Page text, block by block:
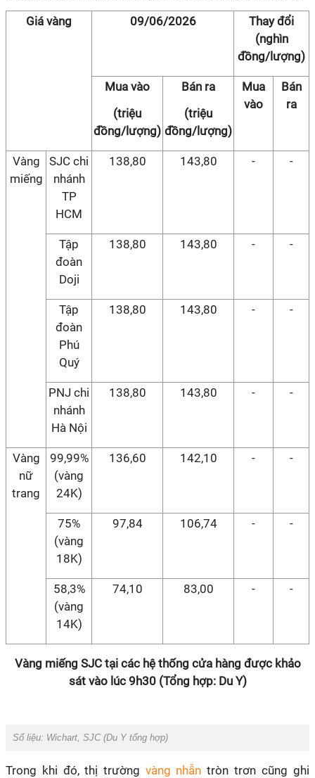
Giá vàng 09/06/2026
Thay đổi
(nghìn
đồng/lượng)
Mua vào
(triệu
đồng/lượng)
Bán ra
(triệu
đồng/lượng)
Mua
vào
Bán
ra
Vàng
miếng
SJC chi
nhánh
TP
HCM
138,80 143,80 - -
Tập
đoàn
Doji
138,80 143,80 - -
Tập
đoàn
Phú
Quý
138,80 143,80 - -
PNJ chi
nhánh
Hà Nội
138,80 143,80 - -
Vàng
nữ
trang
99,99%
(vàng
24K)
136,60 142,10 - -
75%
(vàng
18K)
97,84 106,74 - -
58,3%
(vàng
14K)
74,10 83,00 - -
Vàng miếng SJC tại các hệ thống cửa hàng được khảo
sát vào lúc 9h30 (Tổng hợp: Du Y)
Số liệu: Wichart, SJC (Du Y tổng hợp)
Trong khi đó, thị trường vàng nhẫn tròn trơn cũng ghi